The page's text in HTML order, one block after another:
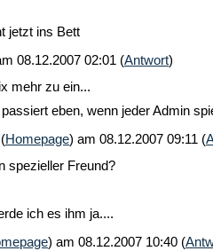
jetzt ins Bett
08.12.2007 02:01 (Antwort)
mehr zu ein...
eben, wenn jeder Admin
(Homepage) am 08.12.2007 09:11 (
spezieller Freund?
ich es ihm ja....
) am 08.12.2007 10:40 (